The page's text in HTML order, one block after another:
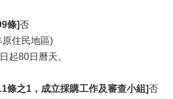
條]否
住民地區)
起80日曆天。
條之1，成立採購工作及審查小組]否